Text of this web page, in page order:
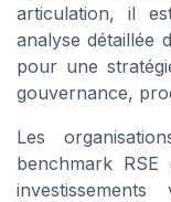
articulation, il
analyse détaillée
pour une
gouvernance,
Les
benchmark